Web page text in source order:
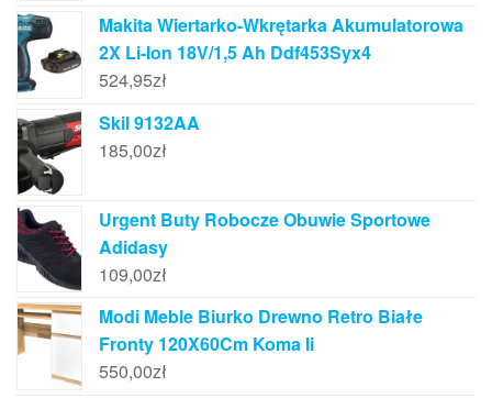
Makita Wiertarko-Wkrętarka Akumulatorowa
2X Li-Ion 18V/1,5 Ah Ddf453Syx4
524,95zł
Skil 9132AA
185,00zł
Urgent Buty Robocze Obuwie Sportowe
Adidasy
109,00zł
Modi Meble Biurko Drewno Retro Białe
Fronty 120X60Cm Koma Ii
550,00zł